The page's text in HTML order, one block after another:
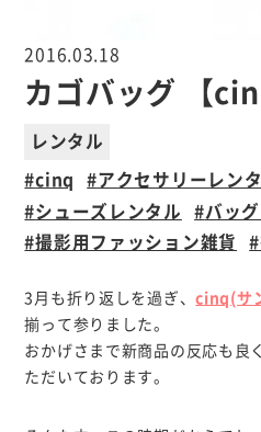
2016.03.18
カゴバッグ 【
レンタル
cinq アクセサリーレン
シューズレンタル
バッ
撮影用ファッション雑貨
3月も折り返しを過ぎ、cinq(サ
揃って参りました。
おかげさまで新商品の反応も良
ただいております。